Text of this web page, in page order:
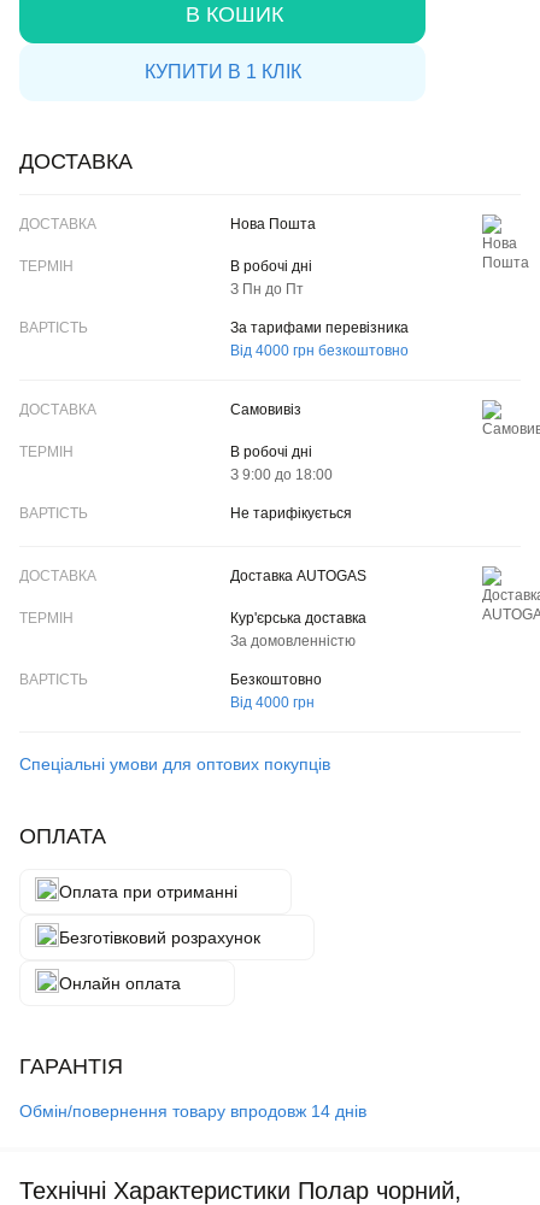
В КОШИК
КУПИТИ В 1 КЛІК
ДОСТАВКА
ДОСТАВКА
ТЕРМІН
Нова Пошта
В робочі дні
З Пн до Пт
За тарифами перевізника
Від 4000 грн безкоштовно
Самовивіз
В робочі дні
З 9:00 до 18:00
Не тарифікується
Доставка AUTOGAS
Кур'єрська доставка
За домовленністю
Безкоштовно
Від 4000 грн
Спеціальні умови для оптових покупців
ОПЛАТА
Оплата при отриманні
Безготівковий розрахунок
Онлайн оплата
ГАРАНТІЯ
Обмін/повернення товару впродовж 14 днів
Технічні Характеристики Полар чорний,